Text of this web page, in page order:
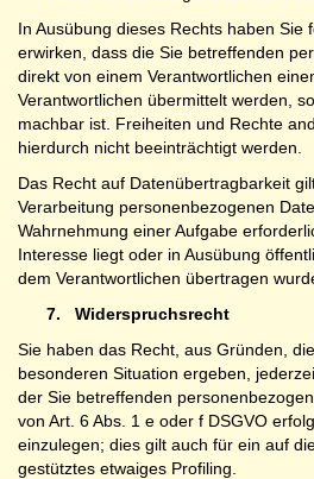
In Ausübung dieses Rechts haben Sie
erwirken, dass die Sie betreffenden
direkt von einem Verantwortlichen
Verantwortlichen übermittelt werden,
machbar ist. Freiheiten und Rechte
hierdurch nicht beeinträchtigt werden.
Das Recht auf Datenübertragbarkeit
Verarbeitung personenbezogenen
Wahrnehmung einer Aufgabe
Interesse liegt oder in Ausübung
dem Verantwortlichen übertragen
7. Widerspruchsrecht
Sie haben das Recht, aus Gründen,
besonderen Situation ergeben,
der Sie betreffenden
von Art. 6 Abs. 1 e oder f DSGVO
einzulegen; dies gilt auch für ein auf
gestütztes etwaiges Profiling.